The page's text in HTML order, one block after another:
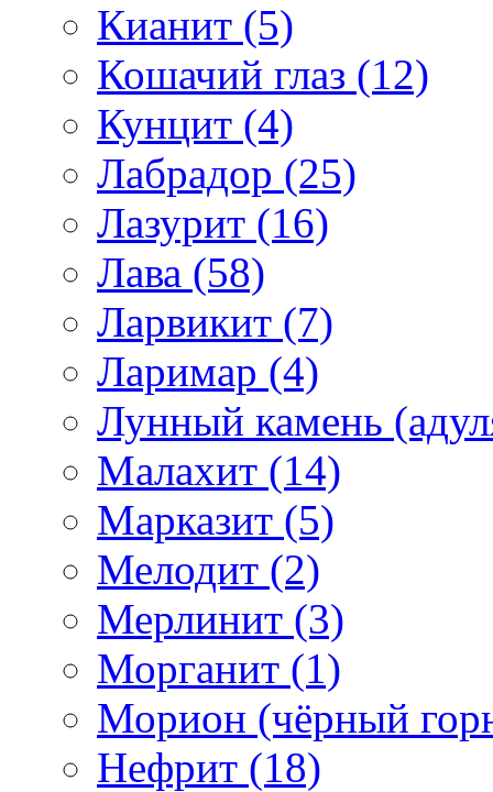
Кианит (5)
Кошачий глаз (12)
Кунцит (4)
Лабрадор (25)
Лазурит (16)
Лава (58)
Ларвикит (7)
Ларимар (4)
Лунный камень
Малахит (14)
Марказит (5)
Мелодит (2)
Мерлинит (3)
Морганит (1)
Морион (чёрный
Нефрит (18)